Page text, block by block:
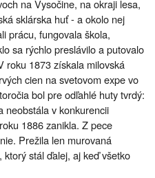
na Vysočine, na okraji lesa,
sklárska huť - a okolo nej
prácu, fungovala škola,
sa rýchlo preslávilo a putovalo
roku 1873 získala milovská
cien na svetovom expe vo
bol pre odľahlé huty tvrdý:
neobstála v konkurencii
1886 zanikla. Z pece
Prežila len murovaná
stál ďalej, aj keď všetko